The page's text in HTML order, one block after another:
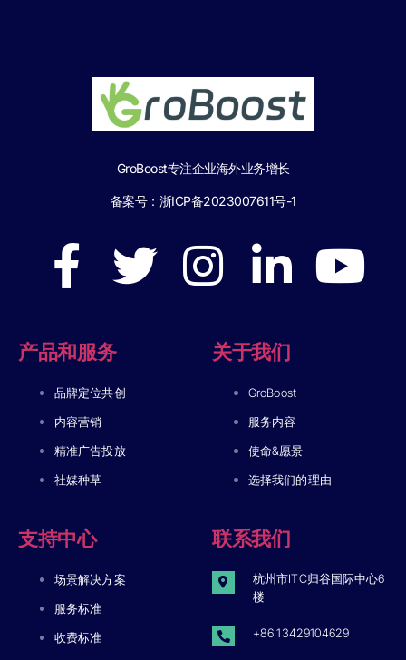
GroBoost专注企业海外业务增长
备案号： 浙ICP备2023007611号-1
产品和服务
品牌定位共创
内容营销
精准广告投放
社媒种草
关于我们
GroBoost
服务内容
使命&愿景
选择我们的理由
支持中心
场景解决方案
服务标准
收费标准
联系我们
杭州市ITC归谷国际中心6
楼
+86 13429104629